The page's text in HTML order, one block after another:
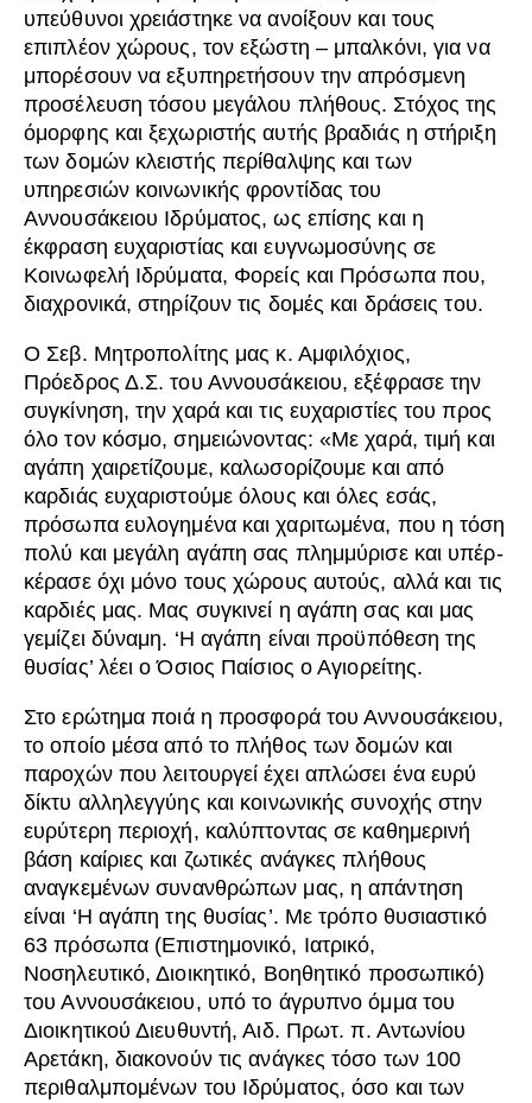
υπεύθυνοι χρειάστηκε να ανοίξουν και τους
επιπλέον χώρους, τον εξώστη – μπαλκόνι, για να
μπορέσουν να εξυπηρετήσουν την απρόσμενη
προσέλευση τόσου μεγάλου πλήθους. Στόχος της
όμορφης και ξεχωριστής αυτής βραδιάς η στήριξη
των δομών κλειστής περίθαλψης και των
υπηρεσιών κοινωνικής φροντίδας του
Αννουσάκειου Ιδρύματος, ως επίσης και η
έκφραση ευχαριστίας και ευγνωμοσύνης σε
Κοινωφελή Ιδρύματα, Φορείς και Πρόσωπα που,
διαχρονικά, στηρίζουν τις δομές και δράσεις του.
Ο Σεβ. Μητροπολίτης μας κ. Αμφιλόχιος,
Πρόεδρος Δ.Σ. του Αννουσάκειου, εξέφρασε την
συγκίνηση, την χαρά και τις ευχαριστίες του προς
όλο τον κόσμο, σημειώνοντας: «Με χαρά, τιμή και
αγάπη χαιρετίζουμε, καλωσορίζουμε και από
καρδιάς ευχαριστούμε όλους και όλες εσάς,
πρόσωπα ευλογημένα και χαριτωμένα, που η τόση
πολύ και μεγάλη αγάπη σας πλημμύρισε και υπέρ-
κέρασε όχι μόνο τους χώρους αυτούς, αλλά και τις
καρδιές μας. Μας συγκινεί η αγάπη σας και μας
γεμίζει δύναμη. ‘Η αγάπη είναι προϋπόθεση της
θυσίας’ λέει ο Όσιος Παίσιος ο Αγιορείτης.
Στο ερώτημα ποιά η προσφορά του Αννουσάκειου,
το οποίο μέσα από το πλήθος των δομών και
παροχών που λειτουργεί έχει απλώσει ένα ευρύ
δίκτυ αλληλεγγύης και κοινωνικής συνοχής στην
ευρύτερη περιοχή, καλύπτοντας σε καθημερινή
βάση καίριες και ζωτικές ανάγκες πλήθους
αναγκεμένων συνανθρώπων μας, η απάντηση
είναι ‘Η αγάπη της θυσίας’. Με τρόπο θυσιαστικό
63 πρόσωπα (Επιστημονικό, Ιατρικό,
Νοσηλευτικό, Διοικητικό, Βοηθητικό προσωπικό)
του Αννουσάκειου, υπό το άγρυπνο όμμα του
Διοικητικού Διευθυντή, Αιδ. Πρωτ. π. Αντωνίου
Αρετάκη, διακονούν τις ανάγκες τόσο των 100
περιθαλμπομένων του Ιδρύματος, όσο και των